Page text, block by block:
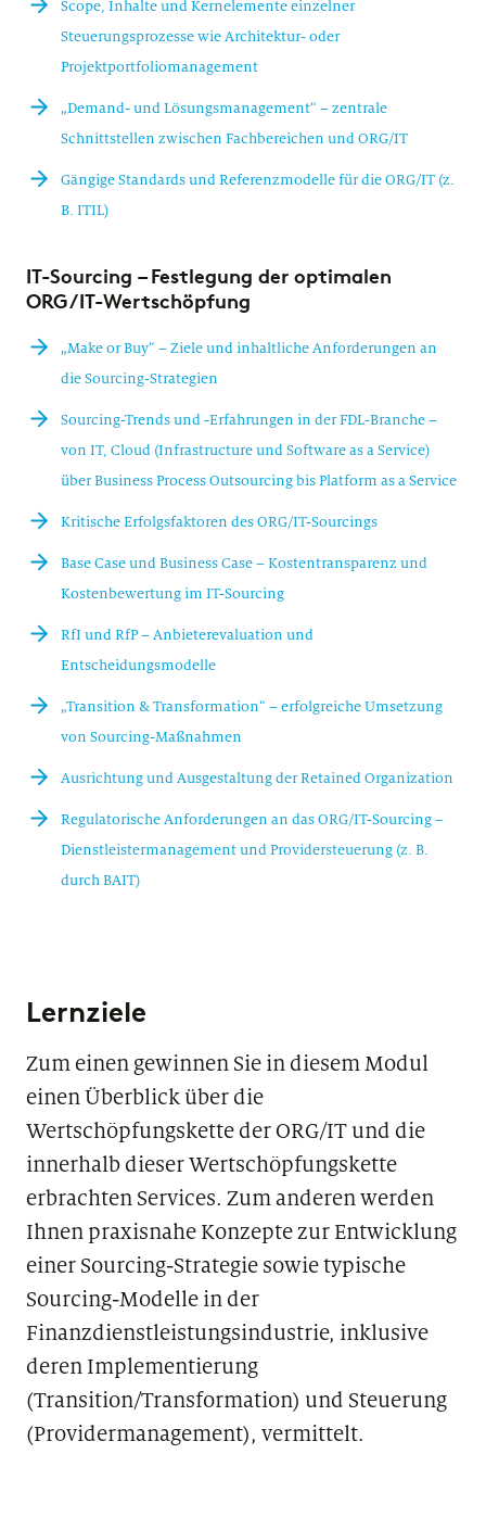
Scope, Inhalte und Kernelemente einzelner
Steuerungsprozesse wie Architektur- oder
Projektportfoliomanagement
„Demand- und Lösungsmanagement“ – zentrale
Schnittstellen zwischen Fachbereichen und ORG/IT
Gängige Standards und Referenzmodelle für die ORG/IT (z.
B. ITIL)
IT-Sourcing – Festlegung der optimalen
ORG/IT-Wertschöpfung
„Make or Buy“ – Ziele und inhaltliche Anforderungen an
die Sourcing-Strategien
Sourcing-Trends und -Erfahrungen in der FDL-Branche –
von IT, Cloud (Infrastructure und Software as a Service)
über Business Process Outsourcing bis Platform as a Service
Kritische Erfolgsfaktoren des ORG/IT-Sourcings
Base Case und Business Case – Kostentransparenz und
Kostenbewertung im IT-Sourcing
RfI und RfP – Anbieterevaluation und
Entscheidungsmodelle
„Transition & Transformation“ – erfolgreiche Umsetzung
von Sourcing-Maßnahmen
Ausrichtung und Ausgestaltung der Retained Organization
Regulatorische Anforderungen an das ORG/IT-Sourcing –
Dienstleistermanagement und Providersteuerung (z. B.
durch BAIT)
Lernziele
Zum einen gewinnen Sie in diesem Modul
einen Überblick über die
Wertschöpfungskette der ORG/IT und die
innerhalb dieser Wertschöpfungskette
erbrachten Services. Zum anderen werden
Ihnen praxisnahe Konzepte zur Entwicklung
einer Sourcing-Strategie sowie typische
Sourcing-Modelle in der
Finanzdienstleistungsindustrie, inklusive
deren Implementierung
(Transition/Transformation) und Steuerung
(Providermanagement), vermittelt.